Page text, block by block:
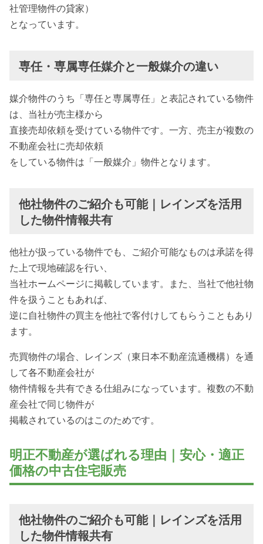
社管理物件の貸家）
となっています。
専任・専属専任媒介と一般媒介の違い
媒介物件のうち「専任と専属専任」と表記されている物件
は、当社が売主様から
直接売却依頼を受けている物件です。一方、売主が複数の
不動産会社に売却依頼
をしている物件は「一般媒介」物件となります。
他社物件のご紹介も可能｜レインズを活用
した物件情報共有
他社が扱っている物件でも、ご紹介可能なものは承諾を得
た上で現地確認を行い、
当社ホームページに掲載しています。また、当社で他社物
件を扱うこともあれば、
逆に自社物件の買主を他社で客付けしてもらうこともあり
ます。
売買物件の場合、レインズ（東日本不動産流通機構）を通
して各不動産会社が
物件情報を共有できる仕組みになっています。複数の不動
産会社で同じ物件が
掲載されているのはこのためです。
明正不動産が選ばれる理由｜安心・適正
価格の中古住宅販売
他社物件のご紹介も可能｜レインズを活用
した物件情報共有